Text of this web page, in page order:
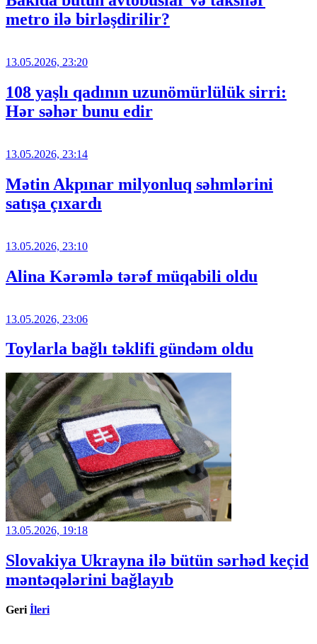
metro ilə birləşdirilir?
13.05.2026, 23:20
108 yaşlı qadının uzunömürlülük sirri:
Hər səhər bunu edir
13.05.2026, 23:14
Mətin Akpınar milyonluq səhmlərini
satışa çıxardı
13.05.2026, 23:10
Alina Kərəmlə tərəf müqabili oldu
13.05.2026, 23:06
Toylarla bağlı təklifi gündəm oldu
13.05.2026, 19:18
Slovakiya Ukrayna ilə bütün sərhəd keçid
məntəqələrini bağlayıb
Geri İleri